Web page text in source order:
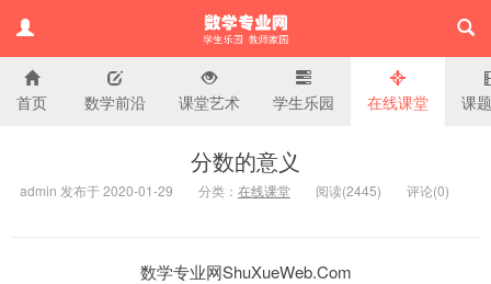
小学数学专业网
首页 数学前沿 课堂艺术 学生乐园 在线课堂 课
分数的意义
admin 发布于 2020-01-29 分类： 在线课堂 阅读(2445) 评论(0)
数学专业网ShuXueWeb.Com